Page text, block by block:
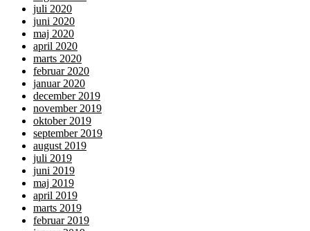
juli 2020
juni 2020
maj 2020
april 2020
marts 2020
februar 2020
januar 2020
december 2019
november 2019
oktober 2019
september 2019
august 2019
juli 2019
juni 2019
maj 2019
april 2019
marts 2019
februar 2019